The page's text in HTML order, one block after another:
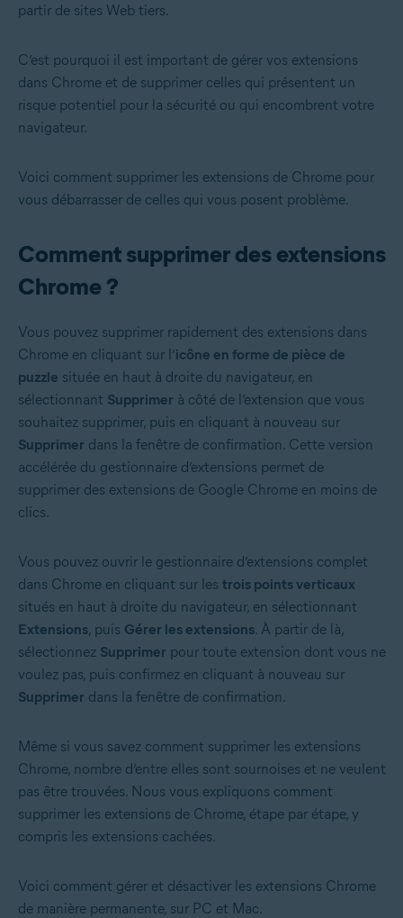
partir de sites Web tiers.
C’est pourquoi il est important de gérer vos extensions
dans Chrome et de supprimer celles qui présentent un
risque potentiel pour la sécurité ou qui encombrent votre
navigateur.
Voici comment supprimer les extensions de Chrome pour
vous débarrasser de celles qui vous posent problème.
Comment supprimer des extensions
Chrome ?
Vous pouvez supprimer rapidement des extensions dans
Chrome en cliquant sur l’icône en forme de pièce de
puzzle située en haut à droite du navigateur, en
sélectionnant Supprimer à côté de l’extension que vous
souhaitez supprimer, puis en cliquant à nouveau sur
Supprimer dans la fenêtre de confirmation. Cette version
accélérée du gestionnaire d’extensions permet de
supprimer des extensions de Google Chrome en moins de
clics.
Vous pouvez ouvrir le gestionnaire d’extensions complet
dans Chrome en cliquant sur les trois points verticaux
situés en haut à droite du navigateur, en sélectionnant
Extensions, puis Gérer les extensions. À partir de là,
sélectionnez Supprimer pour toute extension dont vous ne
voulez pas, puis confirmez en cliquant à nouveau sur
Supprimer dans la fenêtre de confirmation.
Même si vous savez comment supprimer les extensions
Chrome, nombre d’entre elles sont sournoises et ne veulent
pas être trouvées. Nous vous expliquons comment
supprimer les extensions de Chrome, étape par étape, y
compris les extensions cachées.
Voici comment gérer et désactiver les extensions Chrome
de manière permanente, sur PC et Mac.